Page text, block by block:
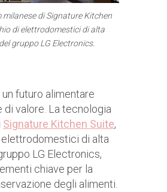
milanese di Signature Kitchen
di elettrodomestici di alta
gruppo LG Electronics.
un futuro alimentare
di valore. La tecnologia
Signature Kitchen Suite,
elettrodomestici di alta
LG Electronics,
chiave per la
degli alimenti.